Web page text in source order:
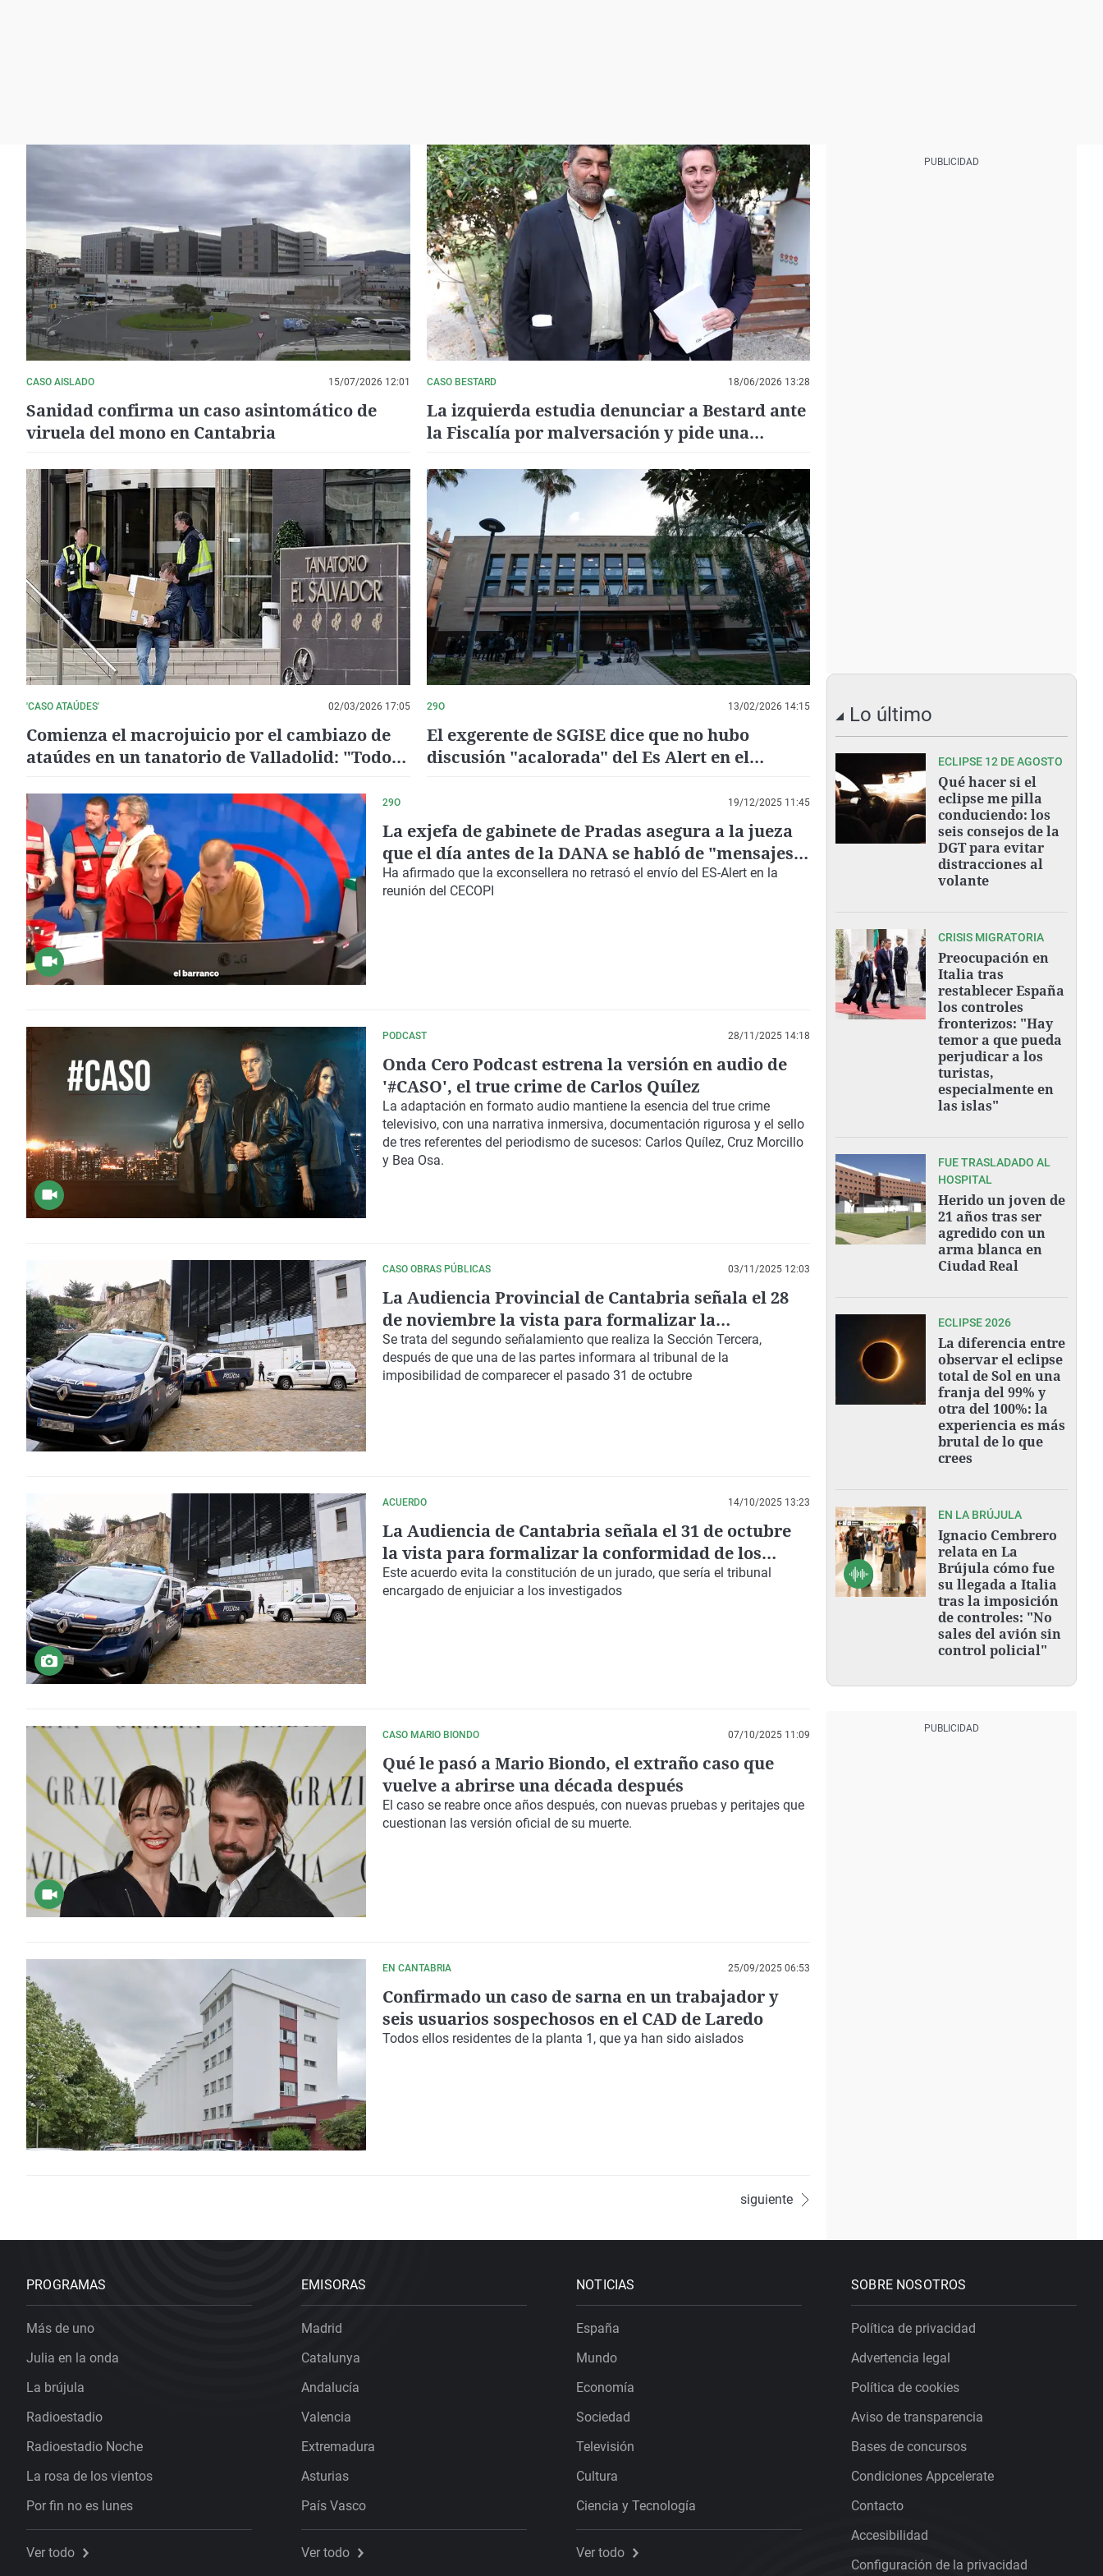
CASO AISLADO 15/07/2026 12:01
Sanidad confirma un caso asintomático de
viruela del mono en Cantabria
CASO BESTARD 18/06/2026 13:28
La izquierda estudia denunciar a Bestard ante
la Fiscalía por malversación y pide una
'CASO ATAÚDES' 02/03/2026 17:05
Comienza el macrojuicio por el cambiazo de
ataúdes en un tanatorio de Valladolid: "Todo
29O 13/02/2026 14:15
El exgerente de SGISE dice que no hubo
discusión "acalorada" del Es Alert en el
29O 19/12/2025 11:45
La exjefa de gabinete de Pradas asegura a la jueza
que el día antes de la DANA se habló de "mensajes
masivos"
Ha afirmado que la exconsellera no retrasó el envío del ES-Alert en la
reunión del CECOPI
PODCAST 28/11/2025 14:18
Onda Cero Podcast estrena la versión en audio de
'#CASO', el true crime de Carlos Quílez
La adaptación en formato audio mantiene la esencia del true crime
televisivo, con una narrativa inmersiva, documentación rigurosa y el sello
de tres referentes del periodismo de sucesos: Carlos Quílez, Cruz Morcillo
y Bea Osa.
CASO OBRAS PÚBLICAS 03/11/2025 12:03
La Audiencia Provincial de Cantabria señala el 28
de noviembre la vista para formalizar la
conformidad de los investigados en el caso Obras
Públicas
Se trata del segundo señalamiento que realiza la Sección Tercera,
después de que una de las partes informara al tribunal de la
imposibilidad de comparecer el pasado 31 de octubre
ACUERDO 14/10/2025 13:23
La Audiencia de Cantabria señala el 31 de octubre
la vista para formalizar la conformidad de los
investigados en el caso Obras Públicas
Este acuerdo evita la constitución de un jurado, que sería el tribunal
encargado de enjuiciar a los investigados
CASO MARIO BIONDO 07/10/2025 11:09
Qué le pasó a Mario Biondo, el extraño caso que
vuelve a abrirse una década después
El caso se reabre once años después, con nuevas pruebas y peritajes que
cuestionan las versión oficial de su muerte.
EN CANTABRIA 25/09/2025 06:53
Confirmado un caso de sarna en un trabajador y
seis usuarios sospechosos en el CAD de Laredo
Todos ellos residentes de la planta 1, que ya han sido aislados
siguiente
Lo último
ECLIPSE 12 DE AGOSTO
Qué hacer si el
eclipse me pilla
conduciendo: los
seis consejos de la
DGT para evitar
distracciones al
volante
CRISIS MIGRATORIA
Preocupación en
Italia tras
restablecer España
los controles
fronterizos: "Hay
temor a que pueda
perjudicar a los
turistas,
especialmente en
las islas"
FUE TRASLADADO AL
HOSPITAL
Herido un joven de
21 años tras ser
agredido con un
arma blanca en
Ciudad Real
ECLIPSE 2026
La diferencia entre
observar el eclipse
total de Sol en una
franja del 99% y
otra del 100%: la
experiencia es más
brutal de lo que
crees
EN LA BRÚJULA
Ignacio Cembrero
relata en La
Brújula cómo fue
su llegada a Italia
tras la imposición
de controles: "No
sales del avión sin
control policial"
PROGRAMAS
Más de uno
Julia en la onda
La brújula
Radioestadio
Radioestadio Noche
La rosa de los vientos
Por fin no es lunes
Ver todo
EMISORAS
Madrid
Catalunya
Andalucía
Valencia
Extremadura
Asturias
País Vasco
Ver todo
NOTICIAS
España
Mundo
Economía
Sociedad
Televisión
Cultura
Ciencia y Tecnología
Ver todo
SOBRE NOSOTROS
Política de privacidad
Advertencia legal
Política de cookies
Aviso de transparencia
Bases de concursos
Condiciones Appcelerate
Contacto
Accesibilidad
Configuración de la privacidad